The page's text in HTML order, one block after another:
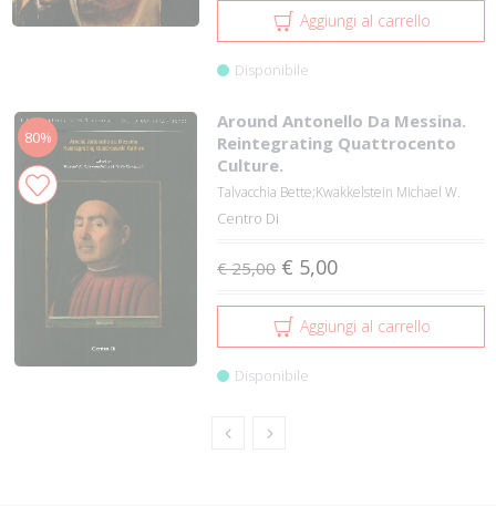
Aggiungi al carrello
Disponibile
80%
Around Antonello Da Messina.
Reintegrating Quattrocento
Culture.
Talvacchia Bette;Kwakkelstein Michael W.
Centro Di
€ 25,00 € 5,00
Aggiungi al carrello
Disponibile